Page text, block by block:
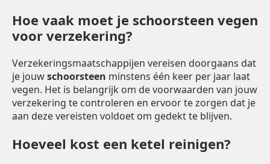
Hoe vaak moet je schoorsteen vegen
voor verzekering?
Verzekeringsmaatschappijen vereisen doorgaans dat
je jouwschoorsteen minstens één keer per jaar laat
vegen. Het is belangrijk om de voorwaarden van jouw
verzekering te controleren en ervoor te zorgen dat je
aan deze vereisten voldoet om gedekt te blijven.
Hoeveel kost een ketel reinigen?